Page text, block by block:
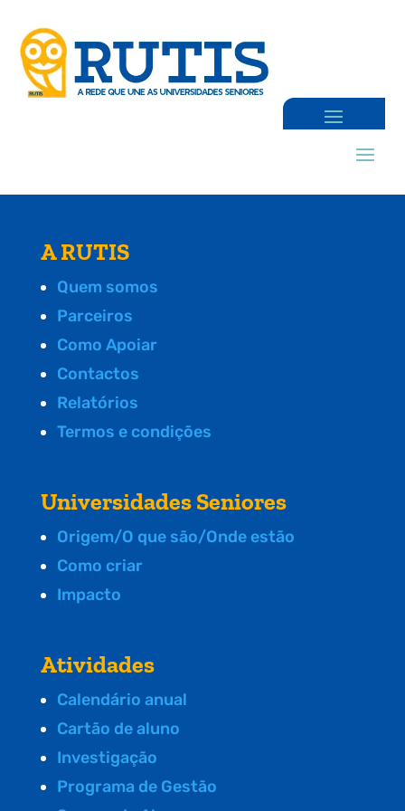
A RUTIS
Quem somos
Parceiros
Como Apoiar
Contactos
Relatórios
Termos e condições
Universidades Seniores
Origem/O que são/Onde estão
Como criar
Impacto
Atividades
Calendário anual
Cartão de aluno
Investigação
Programa de Gestão